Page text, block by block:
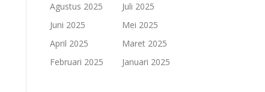
Agustus 2025
Juli 2025
Juni 2025
Mei 2025
April 2025
Maret 2025
Februari 2025
Januari 2025